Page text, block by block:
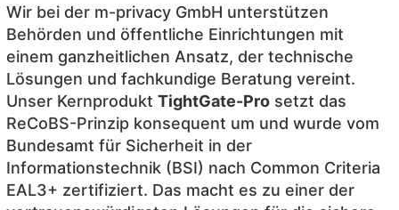
Wir bei der m-privacy GmbH unterstützen
Behörden und öffentliche Einrichtungen mit
einem ganzheitlichen Ansatz, der technische
Lösungen und fachkundige Beratung vereint.
Unser Kernprodukt TightGate-Prosetzt das
ReCoBS-Prinzip konsequent um und wurde vom
Bundesamt für Sicherheit in der
Informationstechnik (BSI) nach Common Criteria
EAL3+ zertifiziert. Das macht es zu einer der